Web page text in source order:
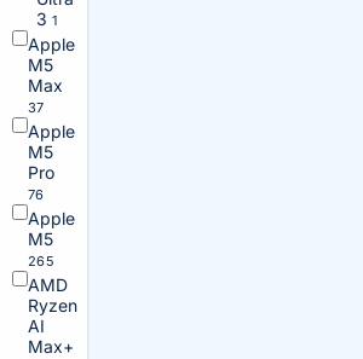
3 1
Apple
M5
Max
37
Apple
M5
Pro
76
Apple
M5
265
AMD
Ryzen
AI
Max+